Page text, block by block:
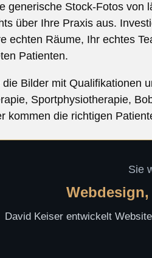
generische Stock-Fotos von
über Ihre Praxis aus.
echten Räume, Ihr echtes
Patienten.
Bilder mit Qualifikationen
Sportphysiotherapie,
kommen die richtigen
Sie
David Keiser entwickelt